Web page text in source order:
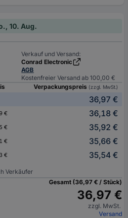
10. Aug.
Verkauf und Versand:
Conrad Electronic
AGB
Kostenfreier Versand ab 100,00 €
Verpackungspreis (zzgl. MwSt.)
36,97 €
€
36,18 €
€
35,92 €
€
35,66 €
€ 35,54 €
Verkäufer
Gesamt (36,97 € / Stück)
36,97 €
zzgl. MwSt.
Versand